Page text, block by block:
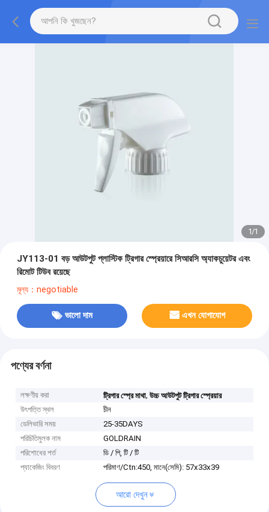
1/1
JY113-01 বড় আউটপুট প্লাস্টিক ট্রিগার স্প্রেয়ারে সিআরসি অ্যাকচুয়েটর এবং
রিমোট টিউব রয়েছে
মূল্য：negotiable
ভালো দাম এখন যোগাযোগ
পণ্যের বর্ণনা
লক্ষণীয় করা ট্রিগার স্প্রে মাথা,উচ্চ আউটপুট ট্রিগার স্প্রেয়ার
উৎপত্তি স্থল
চীন
ডেলিভারি সময়
25-35DAYS
পরিচিতিমুলক নাম
GOLDRAIN
পরিশোধের শর্ত
ডি / পি, টি / টি
প্যাকেজিং বিবরণ
পরিমাণ/Ctn:450, মানে(সেমি): 57x33x39
আরো দেখুন